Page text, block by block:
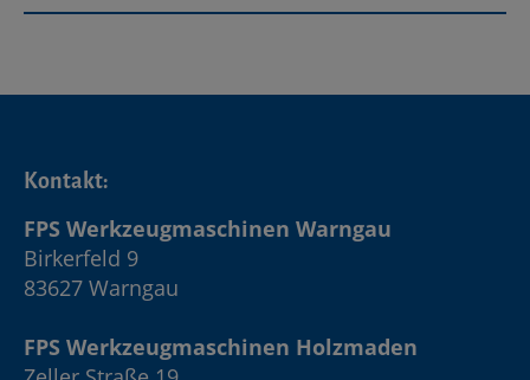
Kontakt:
FPS Werkzeugmaschinen Warngau
Birkerfeld 9
83627 Warngau
FPS Werkzeugmaschinen Holzmaden